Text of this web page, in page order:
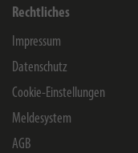
Rechtliches
Impressum
Datenschutz
Cookie-Einstellungen
Meldesystem
AGB